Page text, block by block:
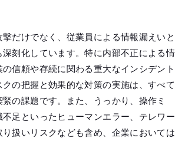
だけでなく、従業員による情報漏えいと
刻化しています。特に内部不正による情
信頼や存続に関わる重大なインシデント
の把握と効果的な対策の実施は、すべて
の課題です。また、うっかり、操作ミ
不足といったヒューマンエラー、テレワー
り扱いリスクなども含め、企業においては